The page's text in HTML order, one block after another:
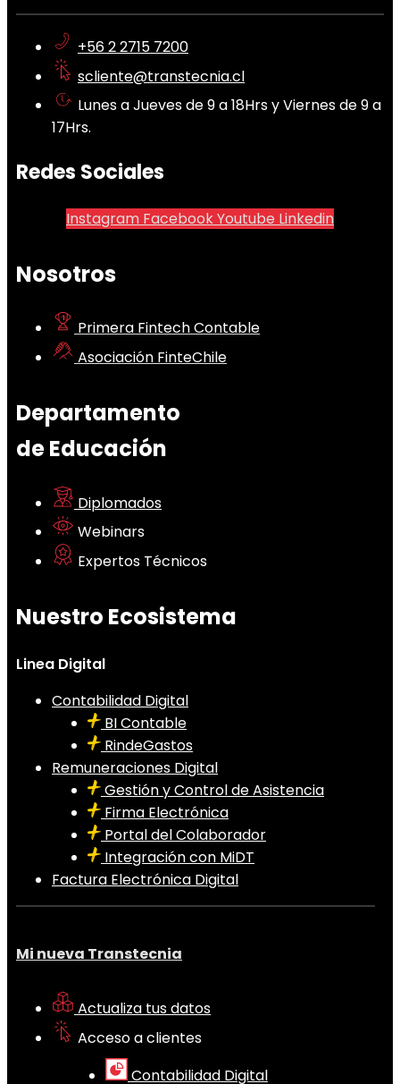
+56 2 2715 7200
scliente@transtecnia.cl
Lunes a Jueves de 9 a 18Hrs y Viernes de 9 a
17Hrs.
Redes Sociales
Instagram FacebookYoutube Linkedin
Nosotros
Primera Fintech Contable
Asociación FinteChile
Departamento
de Educación
Diplomados
Webinars
Expertos Técnicos
Nuestro Ecosistema
Linea Digital
Contabilidad Digital
BI Contable
RindeGastos
Remuneraciones Digital
Gestión y Control de Asistencia
Firma Electrónica
Portal del Colaborador
Integración con MiDT
Factura Electrónica Digital
Mi nueva Transtecnia
Actualiza tus datos
Acceso a clientes
Contabilidad Digital